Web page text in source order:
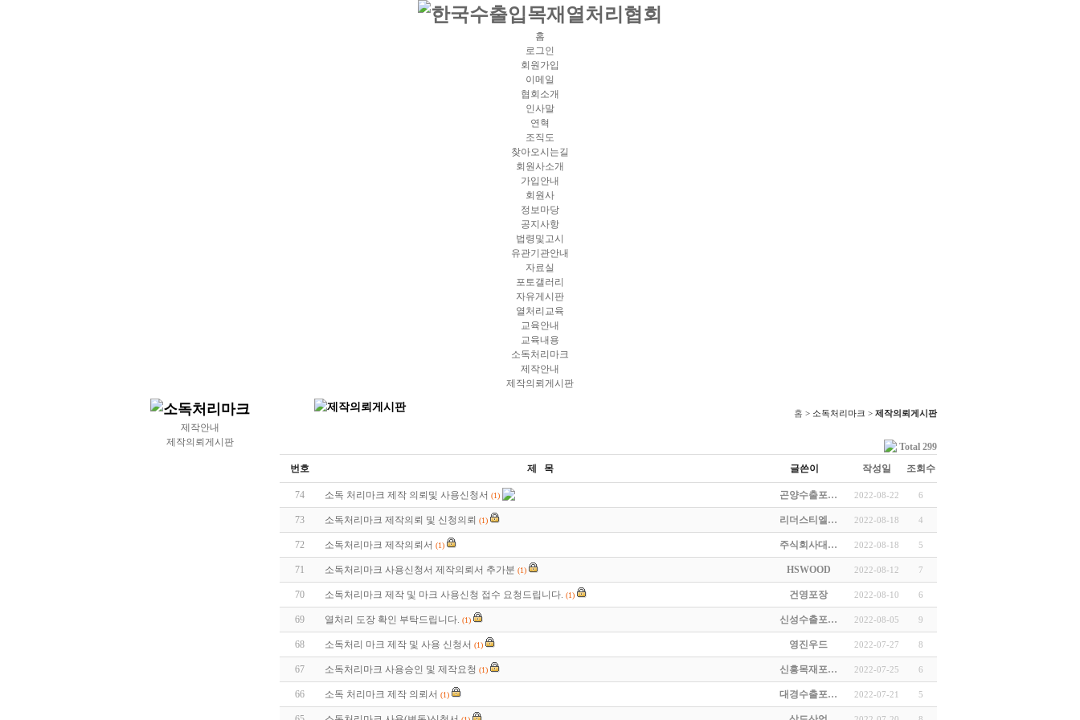
홈
로그인
회원가입
이메일
협회소개
인사말
연혁
조직도
찾아오시는길
회원사소개
가입안내
회원사
정보마당
공지사항
법령및고시
유관기관안내
자료실
포토갤러리
자유게시판
열처리교육
교육안내
교육내용
소독처리마크
제작안내
제작의뢰게시판
제작안내
제작의뢰게시판
홈 > 소독처리마크 > 제작의뢰게시판
Total 299
번호
제 목 글쓴이 작성일 조회수
74 소독 처리마크 제작 의뢰및 사용신청서 (1) 곤양수출포… 2022-08-22 6
73 소독처리마크 제작의뢰 및 신청의뢰 (1) 리더스티엘… 2022-08-18 4
72 소독처리마크 제작의뢰서 (1) 주식회사대… 2022-08-18 5
71 소독처리마크 사용신청서 제작의뢰서 추가분 (1) HSWOOD 2022-08-12 7
70 소독처리마크 제작 및 마크 사용신청 접수 요청드립니다. (1) 건영포장 2022-08-10 6
69 열처리 도장 확인 부탁드립니다. (1) 신성수출포… 2022-08-05 9
68 소독처리 마크 제작 및 사용 신청서 (1) 영진우드 2022-07-27 8
67 소독처리마크 사용승인 및 제작요청 (1) 신흥목재포… 2022-07-25 6
66 소독 처리마크 제작 의뢰서 (1) 대경수출포… 2022-07-21 5